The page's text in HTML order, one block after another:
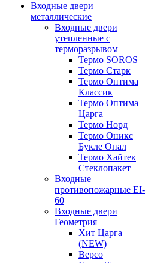
Входные двери
металлические
Входные двери
утепленные с
терморазрывом
Термо SOROS
Термо Старк
Термо Оптима
Классик
Термо Оптима
Царга
Термо Норд
Термо Оникс
Букле Опал
Термо Хайтек
Стеклопакет
Входные
противопожарные EI-
60
Входные двери
Геометрия
Хит Царга
(NEW)
Версо